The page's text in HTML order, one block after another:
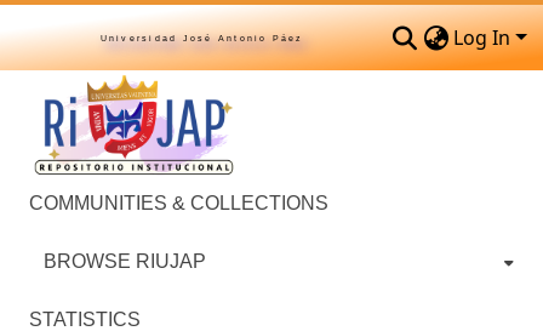
Universidad José Antonio Páez Log In
COMMUNITIES & COLLECTIONS
BROWSE RIUJAP
STATISTICS